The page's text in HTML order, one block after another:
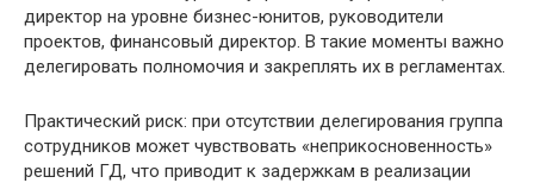
директор на уровне бизнес-юнитов, руководители
проектов, финансовый директор. В такие моменты важно
делегировать полномочия и закреплять их в регламентах.
Практический риск: при отсутствии делегирования группа
сотрудников может чувствовать «неприкосновенность»
решений ГД, что приводит к задержкам в реализации